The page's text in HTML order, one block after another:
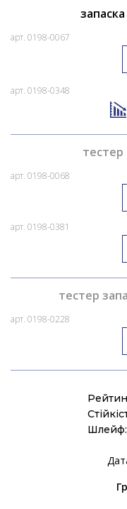
арт. 0198-0067
арт. 0198-0348
арт. 0198-0068
арт. 0198-0381
тестер
арт. 0198-0228
Шлейф: